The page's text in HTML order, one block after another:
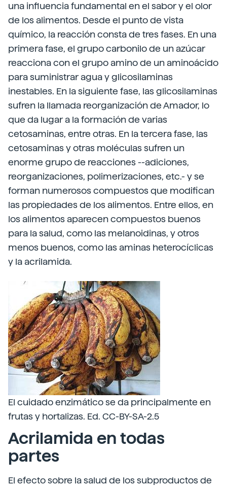
una influencia fundamental en el sabor y el olor
de los alimentos. Desde el punto de vista
químico, la reacción consta de tres fases. En una
primera fase, el grupo carbonilo de un azúcar
reacciona con el grupo amino de un aminoácido
para suministrar agua y glicosilaminas
inestables. En la siguiente fase, las glicosilaminas
sufren la llamada reorganización de Amador, lo
que da lugar a la formación de varias
cetosaminas, entre otras. En la tercera fase, las
cetosaminas y otras moléculas sufren un
enorme grupo de reacciones --adiciones,
reorganizaciones, polimerizaciones, etc.- y se
forman numerosos compuestos que modifican
las propiedades de los alimentos. Entre ellos, en
los alimentos aparecen compuestos buenos
para la salud, como las melanoidinas, y otros
menos buenos, como las aminas heterocíclicas
y la acrilamida.
El cuidado enzimático se da principalmente en
frutas y hortalizas. Ed. CC-BY-SA-2.5
Acrilamida en todas
partes
El efecto sobre la salud de los subproductos de